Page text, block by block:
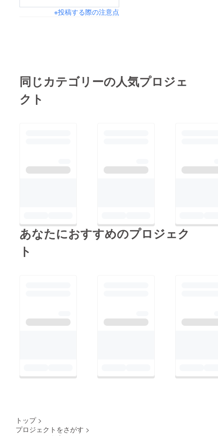
※投稿する際の注意点
同じカテゴリーの人気プロジェ
クト
あなたにおすすめのプロジェク
ト
トップ >
プロジェクトをさがす >